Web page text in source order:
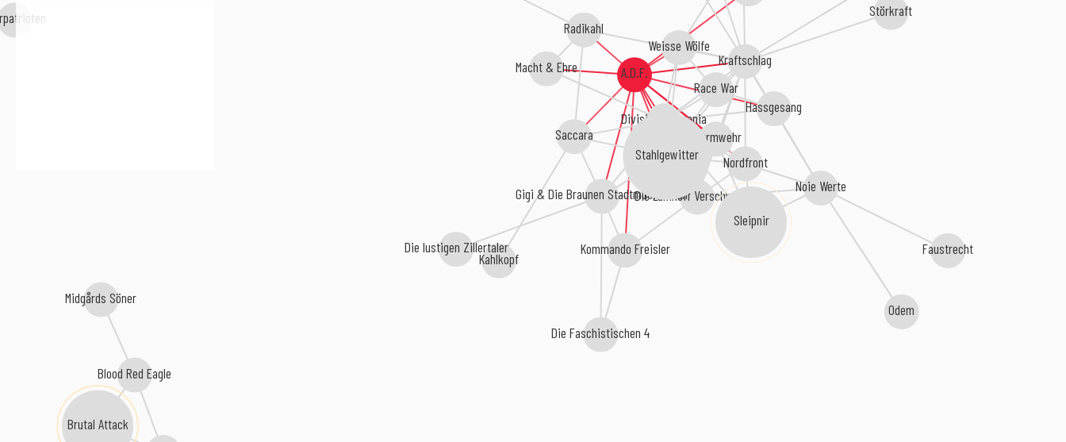
A.D.F.
Kraftschlag
Die Lunikoff Verschwörung
Macht & Ehre
Sturmwehr
Gigi & Die Braunen Stadtmusikanten
Division Germania
Kommando Freisler
Nordfront
Hassgesang
Stahlgewitter
Radikahl
Saccara
Weisse Wölfe
Kahlkopf
Sleipnir
Race War
Störkraft
Noie Werte
Faustrecht
Odem
Die lustigen Zillertaler
Die Faschistischen 4
Blood Red Eagle
Midgårds Söner
Brutal Attack